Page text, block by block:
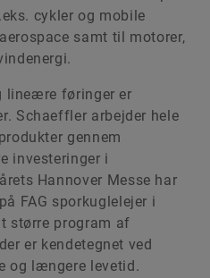
cykler og mobile
samt til motorer,
lineære føringer er
Schaeffler arbejder hele
gennem
investeringer i
Hannover Messe har
FAG sporkuglelejer i
større program af
er kendetegnet ved
og længere levetid.